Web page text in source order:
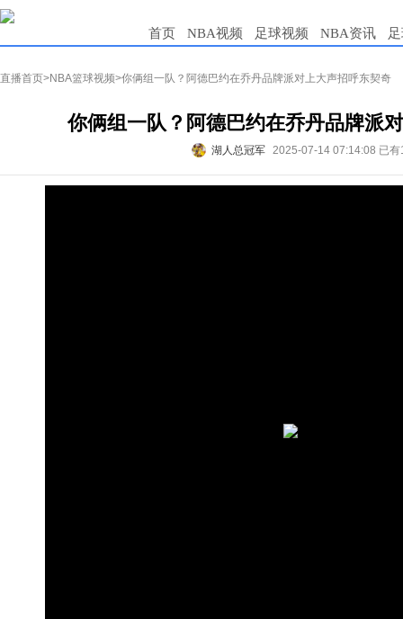
首页 NBA视频 足球视频 NBA资讯
直播首页>NBA篮球视频>你俩组一队？阿德巴约在乔丹品牌派对上大声招呼东契奇
你俩组一队？阿德巴约在乔丹品牌派
湖人总冠军 2025-07-14 07:14:08 已有